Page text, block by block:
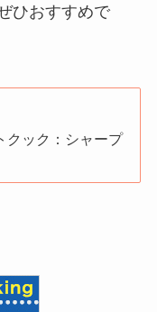
ひおすすめで
クック：シャープ